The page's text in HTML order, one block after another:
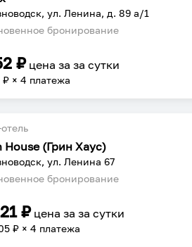
ул. Ленина, д. 89 а/1
бронирование
₽ цена заза сутки
₽ × 4 платежа
House (Грин Хаус)
ул. Ленина 67
бронирование
₽ цена заза сутки
₽ × 4 платежа